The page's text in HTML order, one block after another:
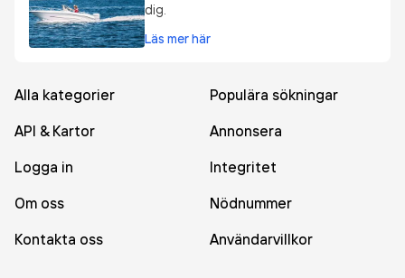
dig.
Läs mer här
Alla kategorier
Populära sökningar
API & Kartor
Annonsera
Logga in
Integritet
Om oss
Nödnummer
Kontakta oss
Användarvillkor